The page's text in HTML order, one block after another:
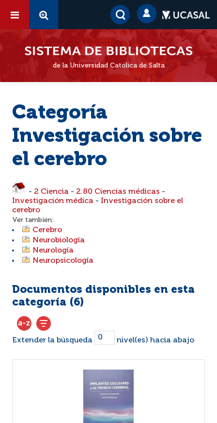
de la Universidad Católica de Salta
Categoría
Investigación sobre
el cerebro
- 2 Ciencia - 2.80 Ciencias médicas -
Investigación médica - Investigación sobre el
cerebro
Ver también:
Cerebro
Neurobiología
Neurología
Neuropsicología
Documentos disponibles en esta
categoría (6)
Extender la búsqueda nivel(es) hacia abajo